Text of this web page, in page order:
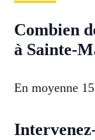
Combien
à Sainte-
En moyenne